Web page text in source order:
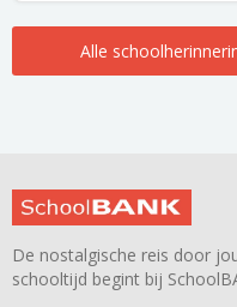
Alle
De nostalgische reis door
schooltijd begint bij